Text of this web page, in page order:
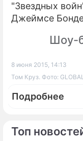
Топ
"Звездных
Джеймсе
Шоу-
8 июня 2015, 14:13
Том Круз. Фото:
Подробнее